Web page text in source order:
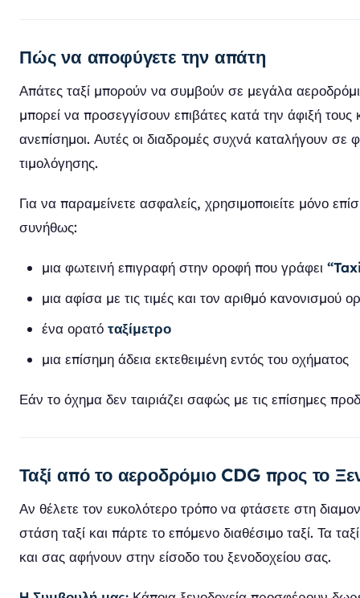
Πώς να αποφύγετε την απάτη
Απάτες ταξί μπορούν να συμβούν σε μεγάλα
μπορεί να προσεγγίσουν επιβάτες κατά την άφιξή
ανεπίσημοι. Αυτές οι διαδρομές συχνά καταλήγουν σε
τιμολόγησης.
Για να παραμείνετε ασφαλείς, χρησιμοποιείτε μόνο
συνήθως:
μια φωτεινή επιγραφή στην οροφή που γράφει
μια αφίσα με τις τιμές και τον αριθμό
ένα ορατό ταξίμετρο
μια επίσημη άδεια εκτεθειμένη εντός του οχήματος
Εάν το όχημα δεν ταιριάζει σαφώς με τις επίσημες
Ταξί από το αεροδρόμιο CDG προς το
Αν θέλετε τον ευκολότερο τρόπο να φτάσετε στη
στάση ταξί και πάρτε το επόμενο διαθέσιμο ταξί. Τα
και σας αφήνουν στην είσοδο του ξενοδοχείου σας.